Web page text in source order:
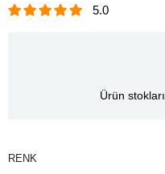
5.0
Ürün
RENK